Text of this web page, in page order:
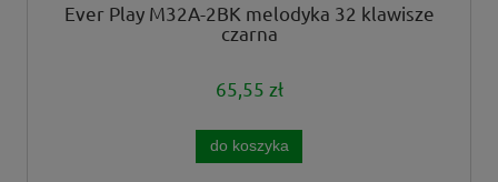
Ever Play M32A-2BK melodyka 32 klawisze
czarna
65,55 zł
do koszyka